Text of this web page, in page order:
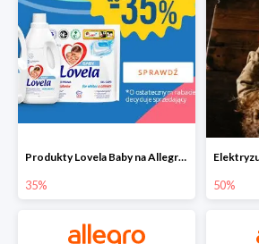
Produkty Lovela Baby na Allegro do -35%
35% 50%